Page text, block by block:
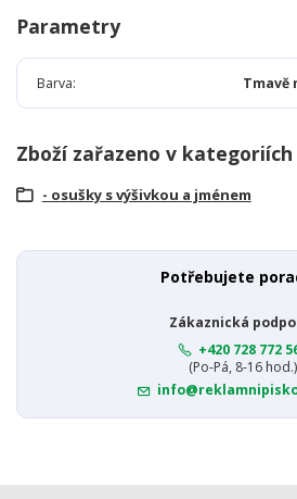
Parametry
Barva Tmavě
Zboží zařazeno v kategoriích
- osušky s výšivkou a jménem
Potřebujete
Zákaznická
+420 728 772
(Po-Pá, 8-16 hod.)